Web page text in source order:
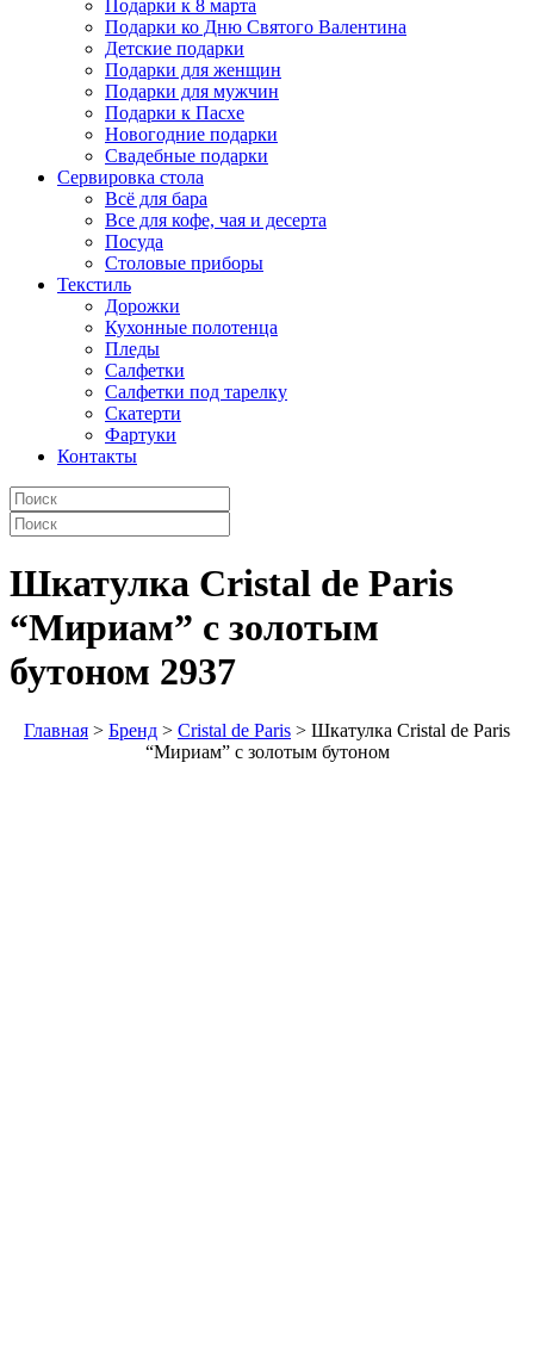
Подарки к 8 марта
Подарки ко Дню Святого Валентина
Детские подарки
Подарки для женщин
Подарки для мужчин
Подарки к Пасхе
Новогодние подарки
Свадебные подарки
Сервировка стола
Всё для бара
Все для кофе, чая и десерта
Посуда
Столовые приборы
Текстиль
Дорожки
Кухонные полотенца
Пледы
Салфетки
Салфетки под тарелку
Скатерти
Фартуки
Контакты
Шкатулка Cristal de Paris
“Мириам” с золотым
бутоном 2937
Главная > Бренд > Cristal de Paris > Шкатулка Cristal de Paris
“Мириам” с золотым бутоном